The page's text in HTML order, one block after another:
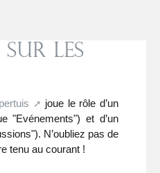
sur les
joue le rôle d’un
"Evénements") et d’un
N’oubliez pas de
tenu au courant !